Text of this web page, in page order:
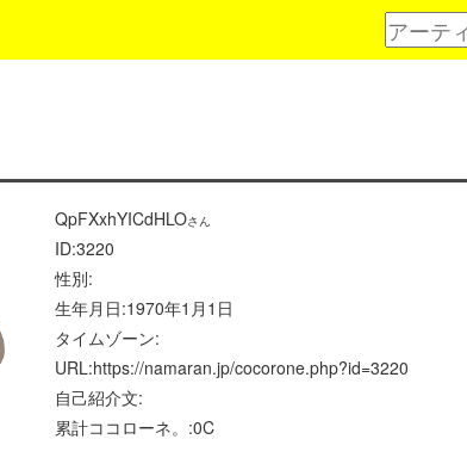
QpFXxhYICdHLOさん
ID:3220
性別:
生年月日:1970年1月1日
タイムゾーン:
URL:https://namaran.jp/cocorone.php?id=3220
自己紹介文:
累計ココローネ。:0C